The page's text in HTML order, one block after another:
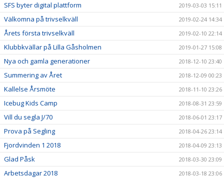
SFS byter digital plattform 2019-03-03 15:11
Välkomna på trivselkväll 2019-02-24 14:34
Årets första trivselkväll 2019-02-10 22:14
Klubbkvällar på Lilla Gåsholmen 2019-01-27 15:08
Nya och gamla generationer 2018-12-10 23:40
Summering av Året 2018-12-09 00:23
Kallelse Årsmöte 2018-11-10 23:26
Icebug Kids Camp 2018-08-31 23:59
Vill du segla J/70 2018-06-01 23:17
Prova på Segling 2018-04-26 23:14
Fjordvinden 1 2018 2018-04-09 23:13
Glad Påsk 2018-03-30 23:09
Arbetsdagar 2018 2018-03-18 23:06